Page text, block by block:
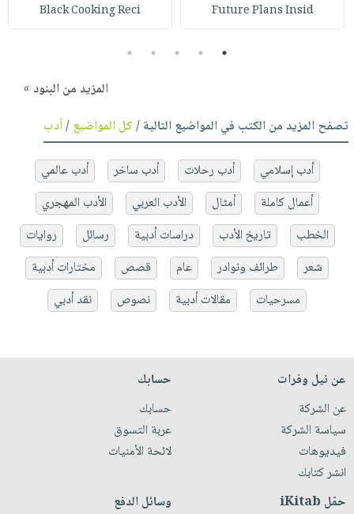
Future Plans Insid
Black Cooking Reci
1
2
3
4
5
المزيد من البنود »
تصفح المزيد من الكتب في المواضيع التالية /كل المواضيع/أدب
أدب إسلامي أدب رحلات أدب ساخر
أدب عالمي
أعمال كاملة
أمثال الأدب العربي
الأدب المهجري
الخطب
تاريخ الأدب دراسات أدبية رسائل
روايات
شعر
طرائف ونوادر عام قصص
مختارات أدبية
مسرحيات
مقالات أدبية نصوص نقد أدبي
عن نيل وفرات
عن الشركة
سياسة الشركة
فيديوهات
انشر كتابك
حسابك
حسابك
عربة التسوق
لائحة الأمنيات
حمّل iKitab وسائل الدفع